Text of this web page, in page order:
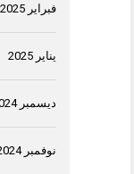
فبراير 2025
يناير 2025
ديسمبر 2024
نوفمبر 2024